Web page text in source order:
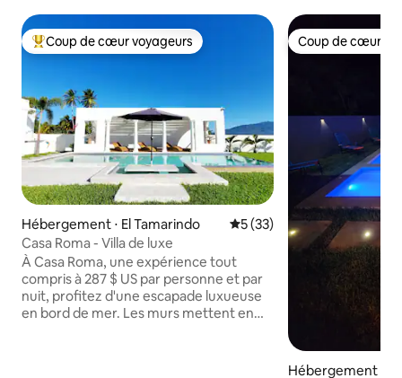
Coups de cœur voyageurs les plus appréciés
Coup de cœur voyageurs
Hébergement ⋅ El Tamarindo Évaluation moyenne sur la
5 (33)
Casa Roma - Villa de luxe
À Casa Roma, une expérience tout
compris à 287 $ US par personne et par
nuit, profitez d'une escapade luxueuse
en bord de mer. Les murs mettent en
Coup de cœur
Coup de cœur
Hébergement ⋅